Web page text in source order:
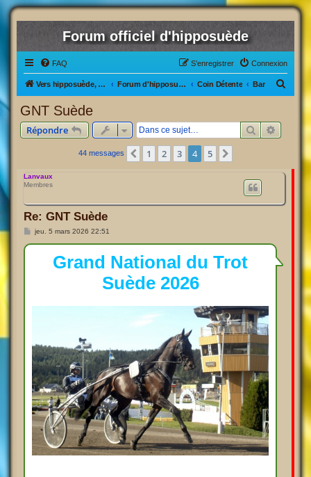
Forum officiel d'hipposuède
FAQ Connexion
S’enregistrer
Vers hipposuède, le jeu ! Forum d'hipposuède Coin Détente Bar
GNT Suède
Répondre Rechercher
44 messages Précédente
1 2 3 4 5
Lanvaux
Membres
Re: GNT Suède
M
s
jeu. 5 mars 2026 22:51
Grand National du Trot
Suède 2026